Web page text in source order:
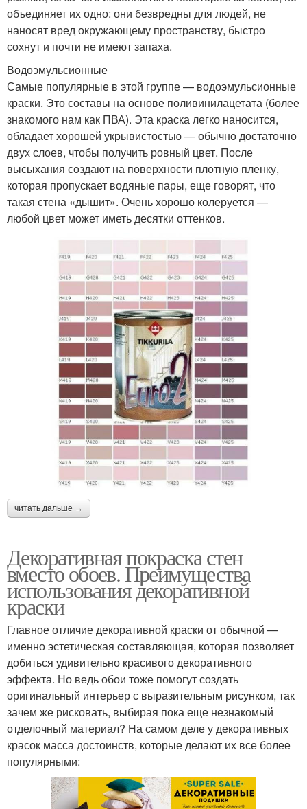
объединяет их одно: они безвредны для людей, не
наносят вред окружающему пространству, быстро
сохнут и почти не имеют запаха.
Водоэмульсионные
Самые популярные в этой группе — водоэмульсионные
краски. Это составы на основе поливинилацетата (более
знакомого нам как ПВА). Эта краска легко наносится,
обладает хорошей укрывистостью — обычно достаточно
двух слоев, чтобы получить ровный цвет. После
высыхания создают на поверхности плотную пленку,
которая пропускает водяные пары, еще говорят, что
такая стена «дышит». Очень хорошо колеруется —
любой цвет может иметь десятки оттенков.
читать дальше →
Декоративная покраска стен
вместо обоев. Преимущества
использования декоративной
краски
Главное отличие декоративной краски от обычной —
именно эстетическая составляющая, которая позволяет
добиться удивительно красивого декоративного
эффекта. Но ведь обои тоже помогут создать
оригинальный интерьер с выразительным рисунком, так
зачем же рисковать, выбирая пока еще незнакомый
отделочный материал? На самом деле у декоративных
красок масса достоинств, которые делают их все более
популярными: